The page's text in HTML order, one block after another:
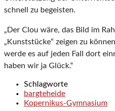
schnell zu begeisten.
„Der Clou wäre, das Bild im
„Kunststücke“ zeigen zu
werde es auf jeden Fall dort
haben wir ja Glück.“
Schlagworte
bargteheide
Kopernikus-Gymnasium